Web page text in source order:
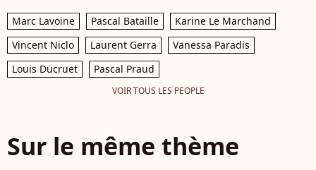
Marc Lavoine Pascal Bataille
Karine Le Marchand
Vincent Niclo
Laurent Gerra
Vanessa Paradis
Louis Ducruet
Pascal Praud
VOIR TOUS LES PEOPLE
Sur le même thème